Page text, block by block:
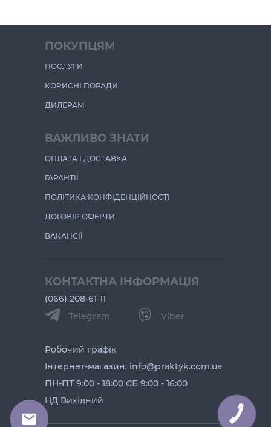
ПОКУПЦЯМ
ПОСЛУГИ
КОРИСНІ ПОРАДИ
ДИЛЕРАМ
ВАЖЛИВО ЗНАТИ
ОПЛАТА І ДОСТАВКА
ГАРАНТІЇ
ПОЛІТИКА КОНФІДЕНЦІЙНОСТІ
ДОГОВІР ОФЕРТИ
ВАКАНСІЇ
КОНТАКТНА ІНФОРМАЦІЯ
(066) 208-61-11
Telegram
Viber
Робочий графік
Інтернет-магазин: info@praktyk.com.ua
ПН-ПТ 9:00 - 18:00 СБ 9:00 - 16:00
НД Вихідний
КНОПКА
ЗВ'ЯЗКУ